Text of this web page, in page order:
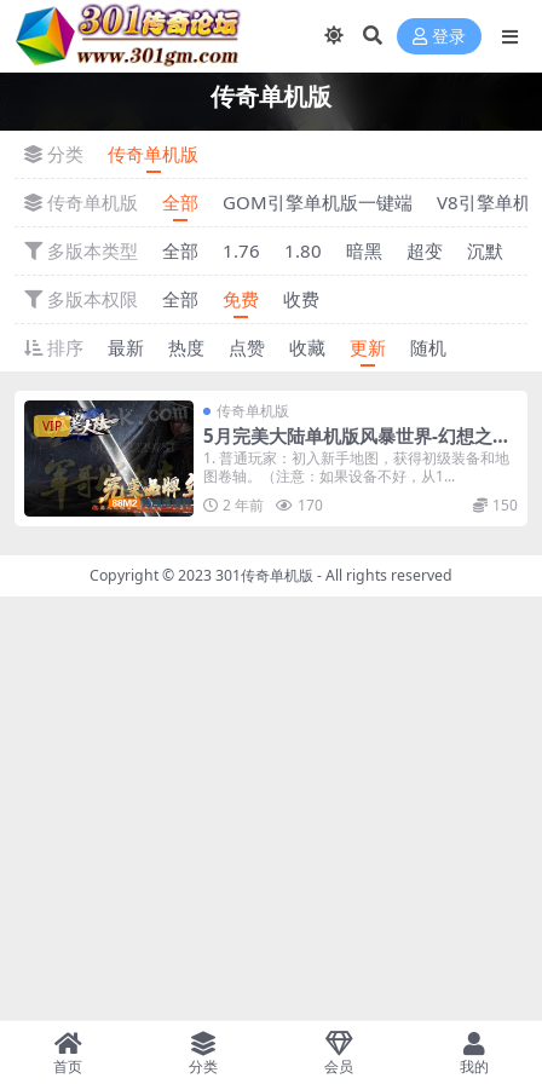
登录
传奇单机版
分类
传奇单机版
传奇单机版
全部 GOM引擎单机版一键端
V8引擎单机
多版本类型
全部 1.76 1.80 暗黑 超变 沉默
多版本权限
全部 免费
收费
排序
最新 热度 点赞 收藏 更新 随机
VIP
传奇单机版
5月完美大陆单机版风暴世界-幻想之旅-
神魔之体-装备强化-附带GM后台
1. 普通玩家：初入新手地图，获得初级装备和地
图卷轴。（注意：如果设备不好，从1...
2 年前
170 150
Copyright © 2023301传奇单机版 - All rights reserved
首页 分类 会员 我的